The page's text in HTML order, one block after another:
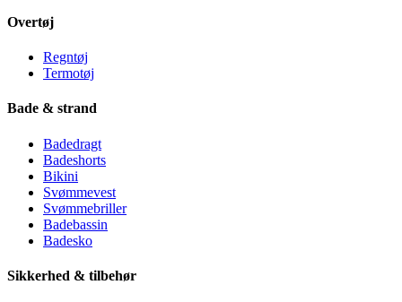
Overtøj
Regntøj
Termotøj
Bade & strand
Badedragt
Badeshorts
Bikini
Svømmevest
Svømmebriller
Badebassin
Badesko
Sikkerhed & tilbehør